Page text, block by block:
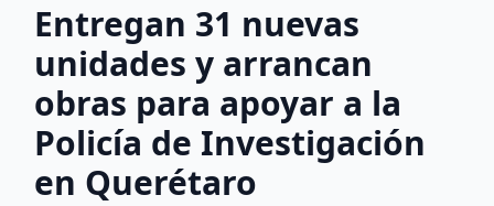
Entregan 31 nuevas
unidades y arrancan
obras para apoyar a la
Policía de Investigación
en Querétaro